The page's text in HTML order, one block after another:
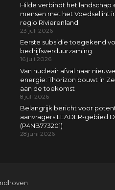
Hilde verbindt het landschap
mensen met het Voedsellint
regio Rivierenland
23 juli 2026
Eerste subsidie toegekend
bedrijfsverduurzaming
16 juli 2026
Van nucleair afval naar nieuwe
energie: Thorizon bouwt in
aan de toekomst
8 juli 2026
Belangrijk bericht voor
aanvragers LEADER-gebied
(P4NB773201)
28 juni 2026